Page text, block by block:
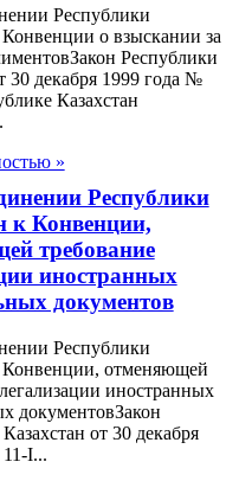
Республики
Конвенции о взыскании за
Республики
30 декабря 1999 года №
Казахстан
»
Республики
к Конвенции,
требование
иностранных
документов
Республики
Конвенции, отменяющей
иностранных
документовЗакон
от 30 декабря
I...